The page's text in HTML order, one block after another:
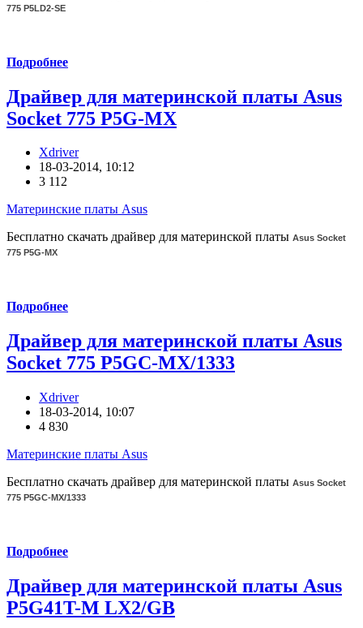
775 P5LD2-SE
Подробнее
Драйвер для материнской платы Asus
Socket 775 P5G-MX
Xdriver
18-03-2014, 10:12
3 112
Материнские платы Asus
Бесплатно скачать драйвер для материнской платы Asus Socket
775 P5G-MX
Подробнее
Драйвер для материнской платы Asus
Socket 775 P5GC-MX/1333
Xdriver
18-03-2014, 10:07
4 830
Материнские платы Asus
Бесплатно скачать драйвер для материнской платы Asus Socket
775 P5GC-MX/1333
Подробнее
Драйвер для материнской платы Asus
P5G41T-M LX2/GB